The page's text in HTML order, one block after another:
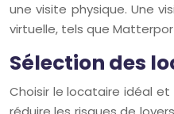
une visite physique. Une
virtuelle, tels que
Sélection des
Choisir le locataire idéal